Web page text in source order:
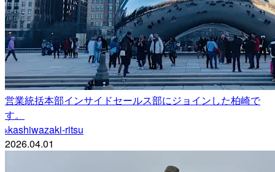
営業統括本部インサイドセールス部にジョインした柏崎で
す。
kkashiwazaki-ritsu
2026.04.01